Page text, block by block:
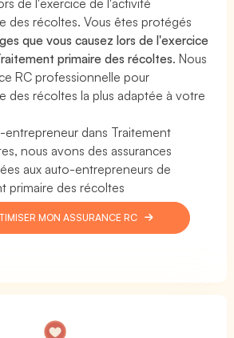
des récoltes. Vous êtes protégés
que vous causez lors de l'exercice
primaire des récoltes. Nous
RC professionnelle pour
des récoltes la plus adaptée à votre
entrepreneur dans Traitement
nous avons des assurances
aux auto-entrepreneurs de
primaire des récoltes
MON ASSURANCE RC